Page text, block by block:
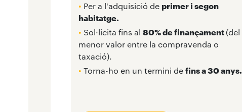
• Per a l'adquisició de primer i segon
habitatge.
• Sol·licita fins al 80% de finançament (del
menor valor entre la compravenda o
taxació).
• Torna-ho en un termini de fins a 30 anys.